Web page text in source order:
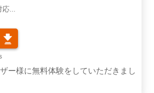
応...
ー様に無料体験をしていただきまし